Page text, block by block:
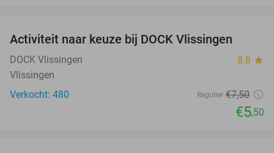
Activiteit naar keuze bij DOCK Vlissingen
DOCK Vlissingen 8.8 star
Vlissingen
Verkocht: 480
Regulier €7,50
€5,50